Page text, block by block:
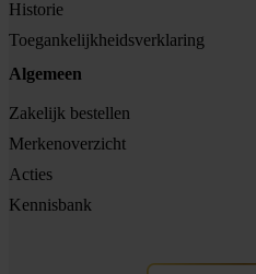
Historie
Toegankelijkheidsverklaring
Algemeen
Zakelijk bestellen
Merkenoverzicht
Acties
Kennisbank